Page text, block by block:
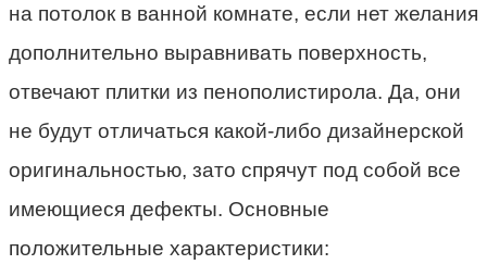
на потолок в ванной комнате, если нет желания
дополнительно выравнивать поверхность,
отвечают плитки из пенополистирола. Да, они
не будут отличаться какой-либо дизайнерской
оригинальностью, зато спрячут под собой все
имеющиеся дефекты. Основные
положительные характеристики: